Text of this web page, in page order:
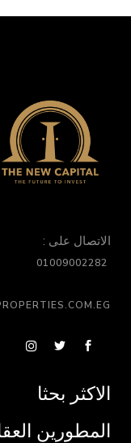
الاتصال على :
الاكثر بحثا
المطورين